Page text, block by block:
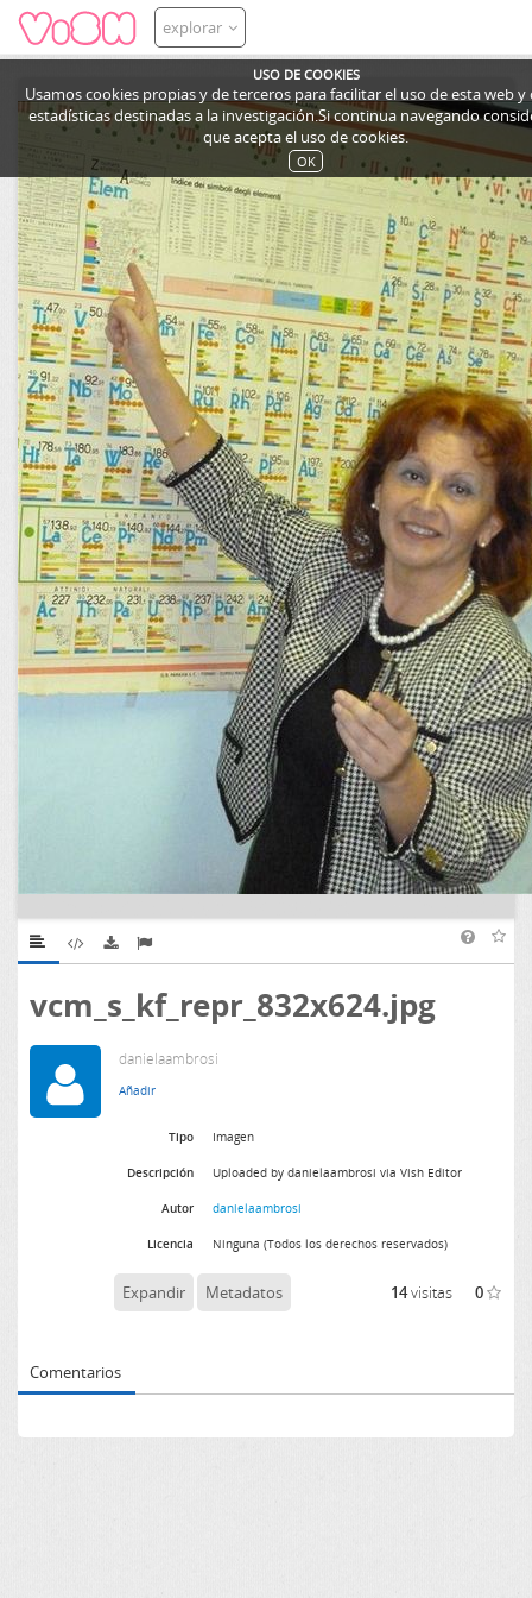
USO DE COOKIES
Usamos cookies propias y de terceros para facilitar el uso de esta web
estadísticas destinadas a la investigación.Si continua navegando
que acepta el uso de cookies.
OK
explorar
vcm_s_kf_repr_832x624.jpg
danielaambrosi
Tipo Imagen
Descripción Uploaded by danielaambrosi via Vish Editor
Autor danielaambrosi
Licencia Ninguna (Todos los derechos reservados)
Expandir Metadatos 14visitas 0
Comentarios